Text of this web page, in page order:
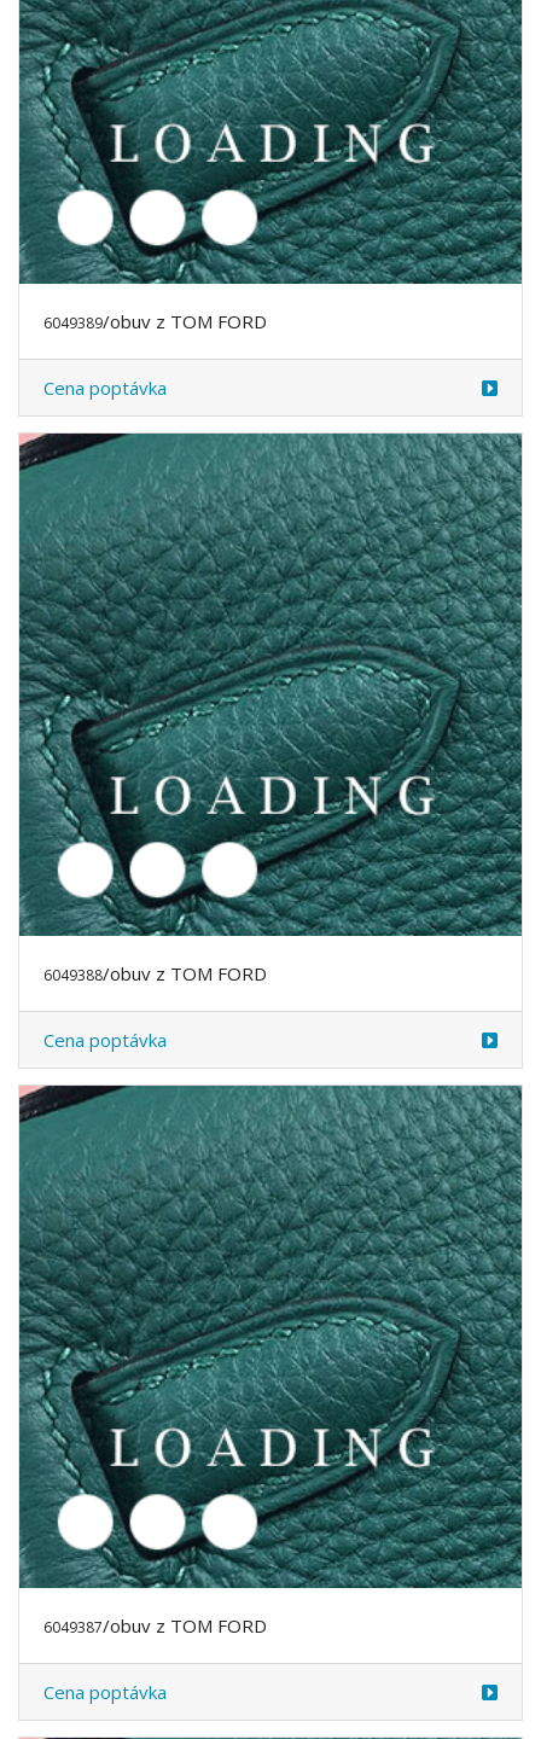
6049391/obuv z TOM FORD
Cena poptávka
6049390/obuv z TOM FORD
Cena poptávka
6049389/obuv z TOM FORD
Cena poptávka